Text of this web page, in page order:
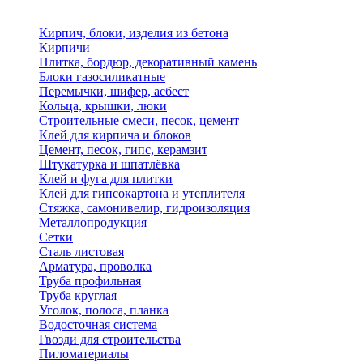
Кирпич, блоки, изделия из бетона
Кирпичи
Плитка, бордюр, декоративный камень
Блоки газосиликатные
Перемычки, шифер, асбест
Кольца, крышки, люки
Строительные смеси, песок, цемент
Клей для кирпича и блоков
Цемент, песок, гипс, керамзит
Штукатурка и шпатлёвка
Клей и фуга для плитки
Клей для гипсокартона и утеплителя
Стяжка, самонивелир, гидроизоляция
Металлопродукция
Сетки
Сталь листовая
Арматура, проволка
Труба профильная
Труба круглая
Уголок, полоса, планка
Водосточная система
Гвозди для строительства
Пиломатериалы